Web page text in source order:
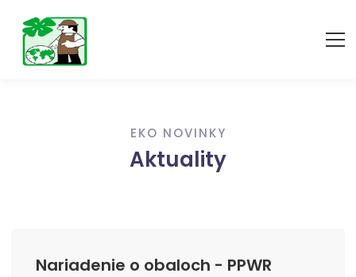
EKO NOVINKY
Aktuality
Nariadenie o obaloch - PPWR